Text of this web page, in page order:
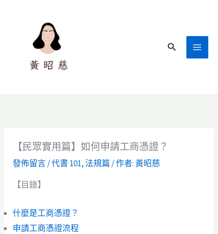
搜
【民眾實用篇】如何申請工商憑證？
發佈留言/代書 101, 法規篇/ 作者:黃昭慈
【目錄】
什麼是工商憑證？
申請工商憑證流程